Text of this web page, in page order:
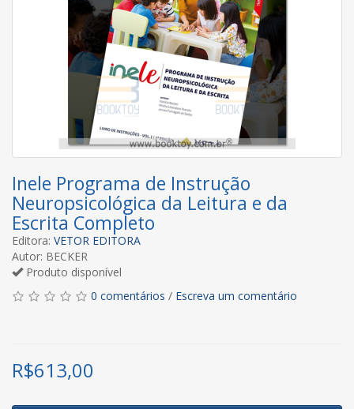
Inele Programa de Instrução
Neuropsicológica da Leitura e da
Escrita Completo
Editora: VETOR EDITORA
Autor: BECKER
Produto disponível
0 comentários / Escreva um comentário
R$613,00